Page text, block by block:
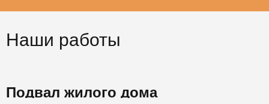
Наши работы
Подвал жилого дома